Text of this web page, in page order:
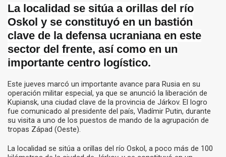
La localidad se sitúa a orillas del río
Oskol y se constituyó en un bastión
clave de la defensa ucraniana en este
sector del frente, así como en un
importante centro logístico.
Este jueves marcó un importante avance para Rusia en su
operación militar especial, ya que se anunció la liberación de
Kupiansk, una ciudad clave de la provincia de Járkov. El logro
fue comunicado al presidente del país, Vladímir Putin, durante
su visita a uno de los puestos de mando de la agrupación de
tropas Západ (Oeste).
La localidad se sitúa a orillas del río Oskol, a poco más de 100